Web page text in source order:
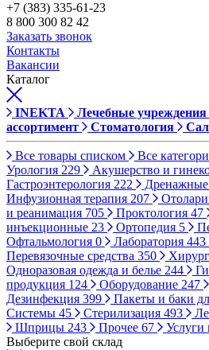
+7 (383) 335-61-23
8 800 300 82 42
Заказать звонок
Контакты
Вакансии
Каталог
INEKTA Лечебные учреждения
ассортимент
Стоматология
Все товары списком Все
Урология 229 Акушерство и
Гастроэнтерология 222 Дренажные
Инфузионная терапия 207
и реанимация 705 Проктология 47
инъекционные 23 Ортопедия 5
Офтальмология 0 Лаборатория 443
Перевязочные средства 350
Одноразовая одежда и белье 244
продукция 124 Оборудование 247
Дезинфекция 399 Пакеты и баки
Системы 45 Стерилизация 493
Шприцы 243 Прочее 67 Услуги
Выберите свой склад